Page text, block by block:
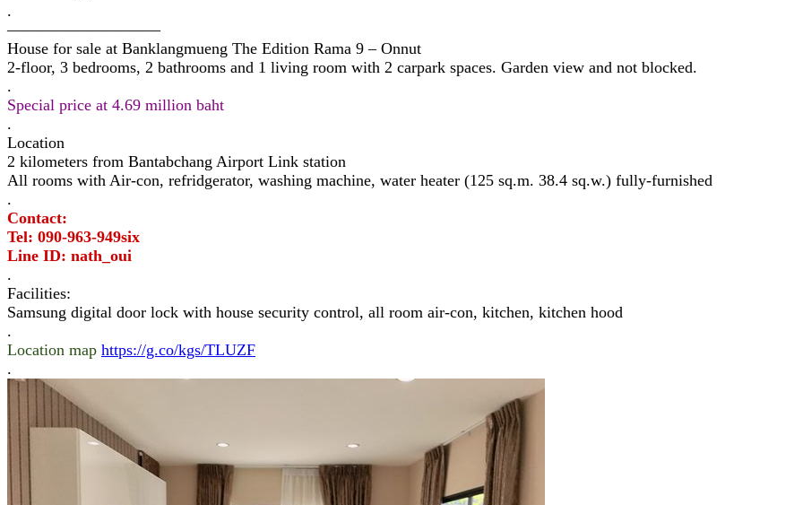
.
—————————–
House for sale at Banklangmueng The Edition Rama 9 – Onnut
2-floor, 3 bedrooms, 2 bathrooms and 1 living room with 2 carpark spaces. Garden view and not blocked.
.
Special price at 4.69 million baht
.
Location
2 kilometers from Bantabchang Airport Link station
All rooms with Air-con, refridgerator, washing machine, water heater (125 sq.m. 38.4 sq.w.) fully-furnished
.
Contact:
Tel: 090-963-949six
Line ID: nath_oui
.
Facilities:
Samsung digital door lock with house security control, all room air-con, kitchen, kitchen hood
.
Location map https://g.co/kgs/TLUZF
.